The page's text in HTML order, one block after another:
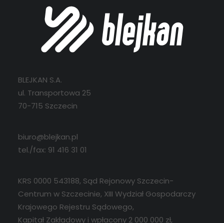
BLEJKAN S.A.
ul. Transportowa 25
70-715 Szczecin
biuro@blejkan.pl
tel./fax: 91 416 31 01
KRS 0000 543188, Sąd Rejonowy Szczecin-
Centrum w Szczecinie, XIII Wydział Gospodarczy
Krajowego Rejestru Sądowego,
Kapitał Zakładowy i wpłacony 2 000 000 zł,